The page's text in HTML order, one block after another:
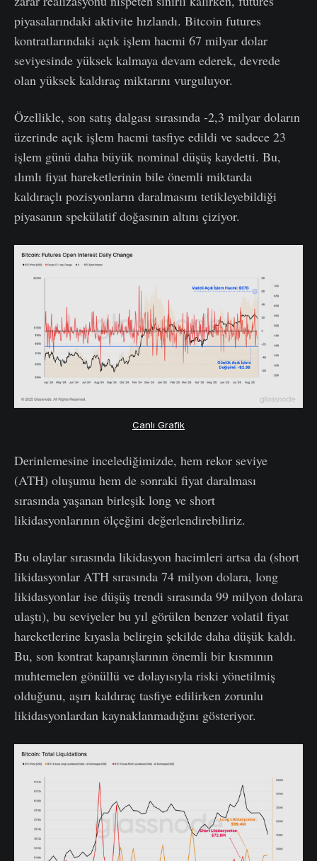
piyasalarındaki aktivite hızlandı. Bitcoin futures
kontratlarındaki açık işlem hacmi 67 milyar dolar
seviyesinde yüksek kalmaya devam ederek, devrede
olan yüksek kaldıraç miktarını vurguluyor.
Özellikle, son satış dalgası sırasında -2,3 milyar doların
üzerinde açık işlem hacmi tasfiye edildi ve sadece 23
işlem günü daha büyük nominal düşüş kaydetti. Bu,
ılımlı fiyat hareketlerinin bile önemli miktarda
kaldıraçlı pozisyonların daralmasını tetikleyebildiği
piyasanın spekülatif doğasının altını çiziyor.
Canlı Grafik
Derinlemesine incelediğimizde, hem rekor seviye
(ATH) oluşumu hem de sonraki fiyat daralması
sırasında yaşanan birleşik long ve short
likidasyonlarının ölçeğini değerlendirebiliriz.
Bu olaylar sırasında likidasyon hacimleri artsa da (short
likidasyonlar ATH sırasında 74 milyon dolara, long
likidasyonlar ise düşüş trendi sırasında 99 milyon dolara
ulaştı), bu seviyeler bu yıl görülen benzer volatil fiyat
hareketlerine kıyasla belirgin şekilde daha düşük kaldı.
Bu, son kontrat kapanışlarının önemli bir kısmının
muhtemelen gönüllü ve dolayısıyla riski yönetilmiş
olduğunu, aşırı kaldıraç tasfiye edilirken zorunlu
likidasyonlardan kaynaklanmadığını gösteriyor.